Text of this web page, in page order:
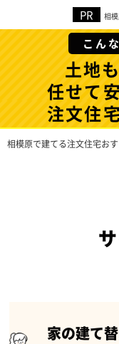
相
こん
土地
任せて
注文住
相模原で建てる注文住宅お
家の建て